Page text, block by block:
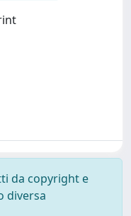
da copyright e
diversa